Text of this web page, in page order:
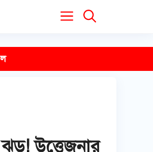
উত্তেজনার